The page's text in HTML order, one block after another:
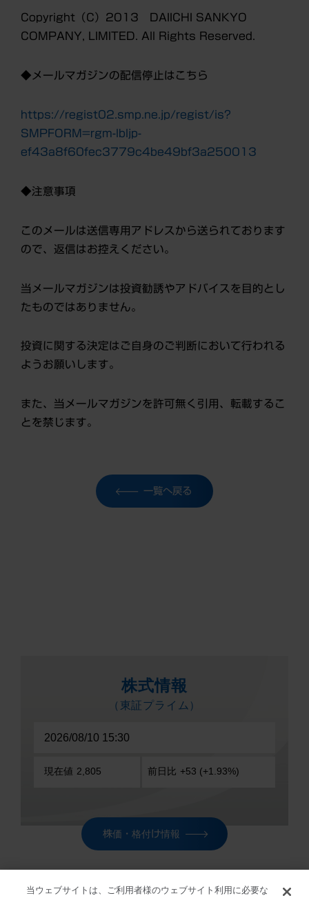
Copyright（C）2013 DAIICHI SANKYO
COMPANY, LIMITED. All Rights Reserved.
◆メールマガジンの配信停止はこちら
https://regist02.smp.ne.jp/regist/is?
SMPFORM=rgm-lbljp-
ef43a8f60fec3779c4be49bf3a250013
◆注意事項
このメールは送信専用アドレスから送られております
ので、返信はお控えください。
当メールマガジンは投資勧誘やアドバイスを目的とし
たものではありません。
投資に関する決定はご自身のご判断において行われる
ようお願いします。
また、当メールマガジンを許可無く引用、転載するこ
とを禁じます。
一覧へ戻る
株価・格付け情報
当ウェブサイトは、ご利用者様のウェブサイト利用に必要な